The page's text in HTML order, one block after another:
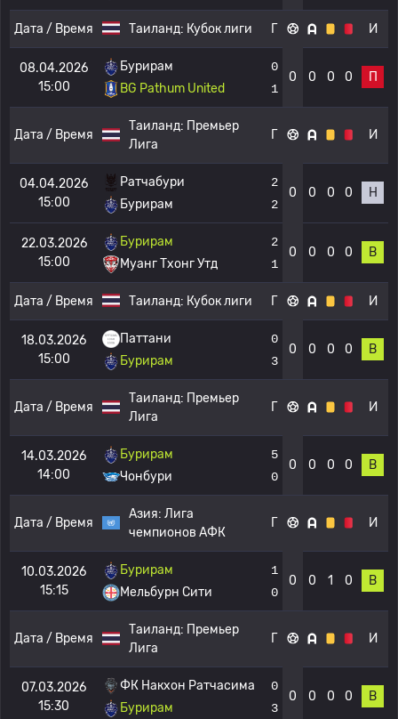
Дата / Время Таиланд: Кубок лиги Г И
08.04.2026
15:00
Бурирам
BG Pathum United
0
1
0 0 0 0 П
Дата / Время
Таиланд: Премьер
Лига
Г И
04.04.2026
15:00
Ратчабури
Бурирам
2
2
0 0 0 0 Н
22.03.2026
15:00
Бурирам
Муанг Тхонг Утд
2
1
0 0 0 0 В
Дата / Время Таиланд: Кубок лиги Г И
18.03.2026
15:00
Паттани
Бурирам
0
3
0 0 0 0 В
Дата / Время
Таиланд: Премьер
Лига
Г И
14.03.2026
14:00
Бурирам
Чонбури
5
0
0 0 0 0 В
Дата / Время
Азия: Лига
чемпионов АФК
Г И
10.03.2026
15:15
Бурирам
Мельбурн Сити
1
0
0 0 1 0 В
Дата / Время
Таиланд: Премьер
Лига
Г И
07.03.2026
15:30
ФК Накхон Ратчасима
Бурирам
0
3
0 0 0 0 В